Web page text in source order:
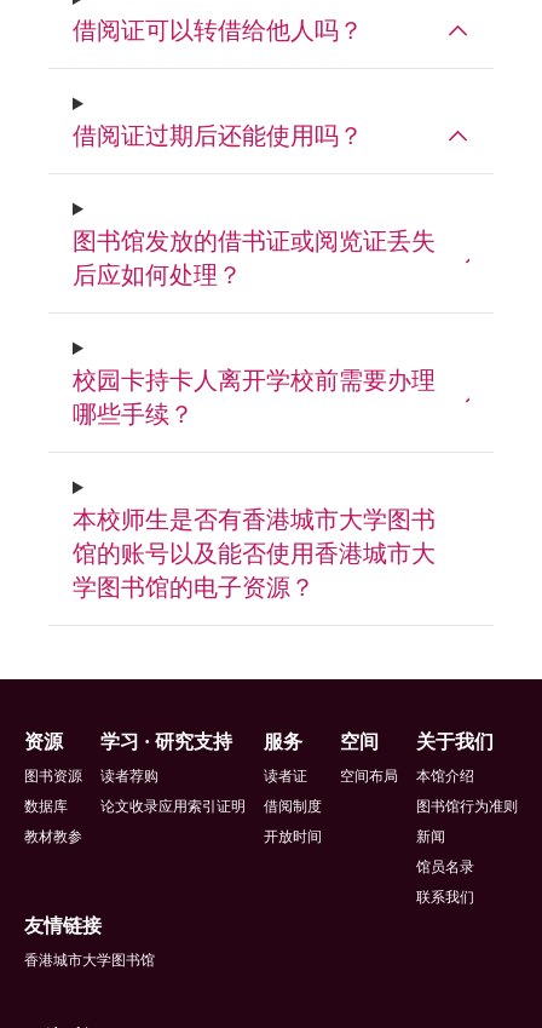
借阅证可以转借给他人吗？
借阅证过期后还能使用吗？
图书馆发放的借书证或阅览证丢失
后应如何处理？
校园卡持卡人离开学校前需要办理
哪些手续？
本校师生是否有香港城市大学图书
馆的账号以及能否使用香港城市大
学图书馆的电子资源？
页
脚
资源
图书资源
数据库
教材教参
学习 · 研究支持
读者荐购
论文收录应用索引证明
服务
读者证
借阅制度
开放时间
空间
空间布局
关于我们
本馆介绍
图书馆行为准则
新闻
馆员名录
联系我们
友情链接
香港城市大学图书馆